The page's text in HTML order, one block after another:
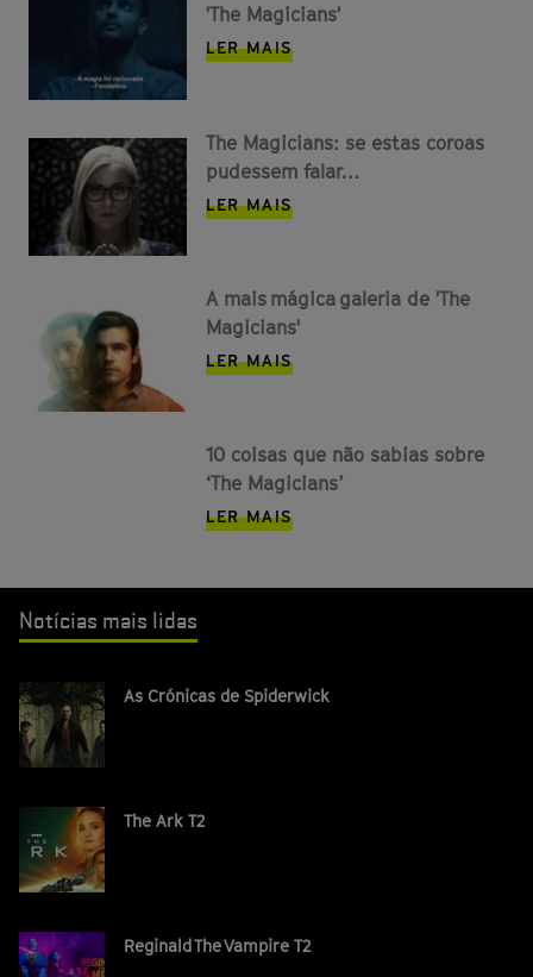
'The Magicians'
LER MAIS
The Magicians: se estas coroas
pudessem falar…
LER MAIS
A mais mágica galeria de 'The
Magicians'
LER MAIS
10 coisas que não sabias sobre
‘The Magicians’
LER MAIS
Notícias mais lidas
As Crónicas de Spiderwick
The Ark T2
Reginald The Vampire T2